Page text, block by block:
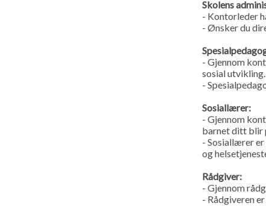
Skolens
- Kontorleder
- Ønsker du
- Gjennom
sosial utvikling.
-
Sosiallærer:
- Gjennom
barnet ditt blir
- Sosiallærer er
og
Rådgiver:
- Gjennom
- Rådgiveren